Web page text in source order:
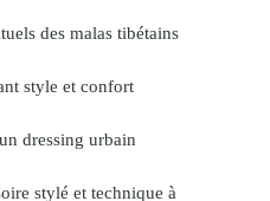
des malas tibétains
style et confort
dressing urbain
stylé et technique à